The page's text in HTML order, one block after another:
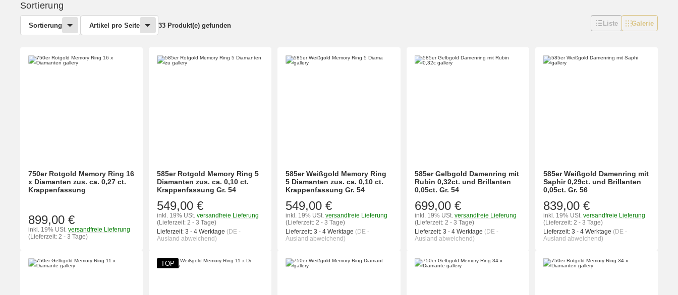
Sortierung
Sortierung Artikel pro Seite 33 Produkt(e) gefunden Liste Galerie
750er Rotgold Memory Ring 16
x Diamanten zus. ca. 0,27 ct.
Krappenfassung
899,00 €
inkl. 19% USt. versandfreie Lieferung
(Lieferzeit: 2 - 3 Tage)
585er Rotgold Memory Ring 5
Diamanten zus. ca. 0,10 ct.
Krappenfassung Gr. 54
549,00 €
inkl. 19% USt. versandfreie Lieferung
(Lieferzeit: 2 - 3 Tage)
Lieferzeit: 3 - 4 Werktage (DE -
Ausland abweichend)
585er Weißgold Memory Ring
5 Diamanten zus. ca. 0,10 ct.
Krappenfassung Gr. 54
549,00 €
inkl. 19% USt. versandfreie Lieferung
(Lieferzeit: 2 - 3 Tage)
Lieferzeit: 3 - 4 Werktage (DE -
Ausland abweichend)
585er Gelbgold Damenring mit
Rubin 0,32ct. und Brillanten
0,05ct. Gr. 54
699,00 €
inkl. 19% USt. versandfreie Lieferung
(Lieferzeit: 2 - 3 Tage)
Lieferzeit: 3 - 4 Werktage (DE -
Ausland abweichend)
585er Weißgold Damenring mit
Saphir 0,29ct. und Brillanten
0,05ct. Gr. 56
839,00 €
inkl. 19% USt. versandfreie Lieferung
(Lieferzeit: 2 - 3 Tage)
Lieferzeit: 3 - 4 Werktage (DE -
Ausland abweichend)
TOP